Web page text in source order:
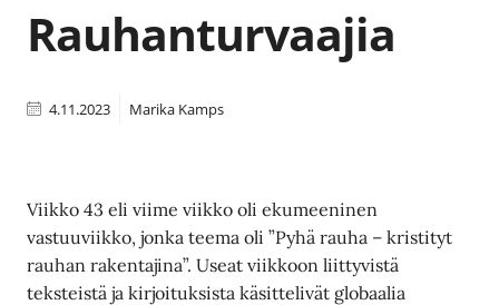
Rauhanturvaajia
4.11.2023 Marika Kamps
Viikko 43 eli viime viikko oli ekumeeninen
vastuuviikko, jonka teema oli ”Pyhä rauha – kristityt
rauhan rakentajina”. Useat viikkoon liittyvistä
teksteistä ja kirjoituksista käsittelivät globaalia